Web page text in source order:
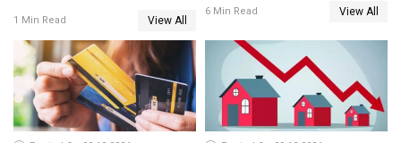
അമേരിക്കയേയും ഞെട്ടിച്ച്
ചൈനീസ് കാറുകൾ
1 Min Read View All
6 Min Read View All